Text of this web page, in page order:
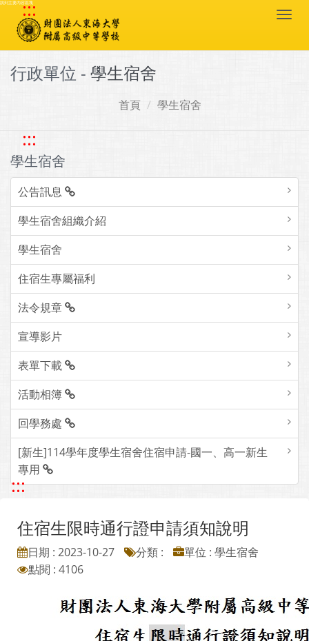
跳到主要內容區塊
:::
行政單位 - 學生宿舍
首頁 學生宿舍
:::
學生宿舍
公告訊息
學生宿舍組織介紹
學生宿舍
住宿生專屬福利
法令規章
宣導影片
表單下載
活動相簿
回學務處
[新生]114學年度學生宿舍住宿申請-國一、高一新生
專用
:::
住宿生限時通行證申請須知說明
日期 : 2023-10-27 分類 :
單位 : 學生宿舍
點閱 : 4106